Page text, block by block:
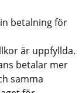
betalning för
är uppfyllda.
betalar mer
samma